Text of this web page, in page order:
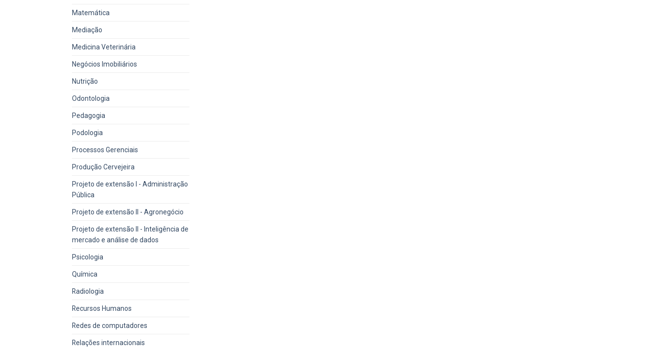
Matemática
Mediação
Medicina Veterinária
Negócios Imobiliários
Nutrição
Odontologia
Pedagogia
Podologia
Processos Gerenciais
Produção Cervejeira
Projeto de extensão I - Administração
Pública
Projeto de extensão II - Agronegócio
Projeto de extensão II - Inteligência de
mercado e análise de dados
Psicologia
Química
Radiologia
Recursos Humanos
Redes de computadores
Relações internacionais